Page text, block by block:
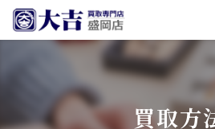
買取方